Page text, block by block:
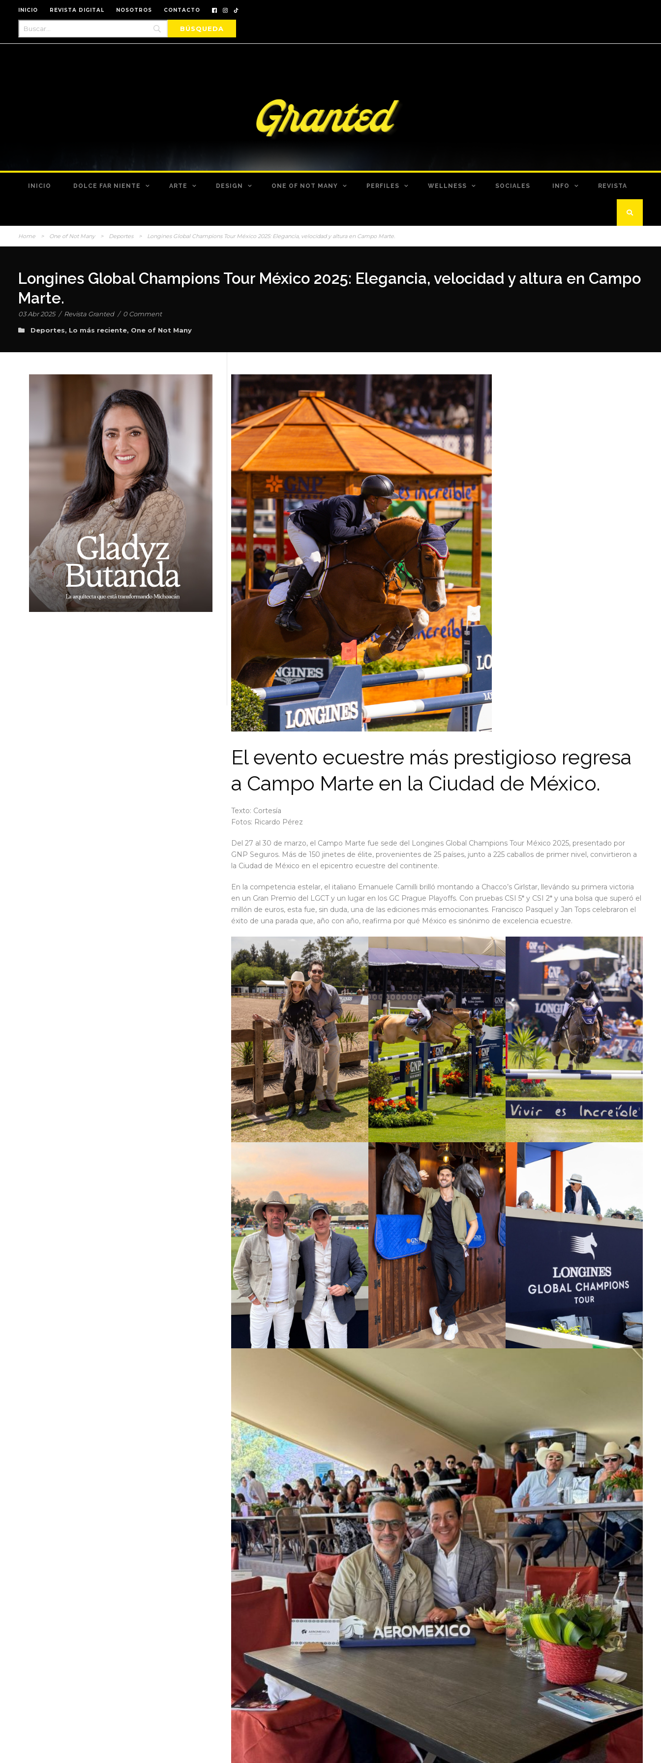
INICIO REVISTA DIGITAL NOSOTROS CONTACTO
INICIO DOLCE FAR NIENTE ARTE DESIGN ONE OF NOT MANY PERFILES WELLNESS SOCIALES INFO REVISTA
Home > One of Not Many > Deportes > Longines Global Champions Tour México 2025: Elegancia, velocidad y altura en Campo Marte.
Longines Global Champions Tour México 2025: Elegancia, velocidad y altura en Campo
Marte.
03 Abr 2025 / Revista Granted / 0 Comment
Deportes, Lo más reciente, One of Not Many
El evento ecuestre más prestigioso regresa
a Campo Marte en la Ciudad de México.
Texto: Cortesía
Fotos: Ricardo Pérez
Del 27 al 30 de marzo, el Campo Marte fue sede del Longines Global Champions Tour México 2025, presentado por
GNP Seguros. Más de 150 jinetes de élite, provenientes de 25 países, junto a 225 caballos de primer nivel, convirtieron a
la Ciudad de México en el epicentro ecuestre del continente.
En la competencia estelar, el italiano Emanuele Camilli brilló montando a Chacco’s Girlstar, llevándo su primera victoria
en un Gran Premio del LGCT y un lugar en los GC Prague Playoffs. Con pruebas CSI 5* y CSI 2* y una bolsa que superó el
millón de euros, esta fue, sin duda, una de las ediciones más emocionantes. Francisco Pasquel y Jan Tops celebraron el
éxito de una parada que, año con año, reafirma por qué México es sinónimo de excelencia ecuestre.